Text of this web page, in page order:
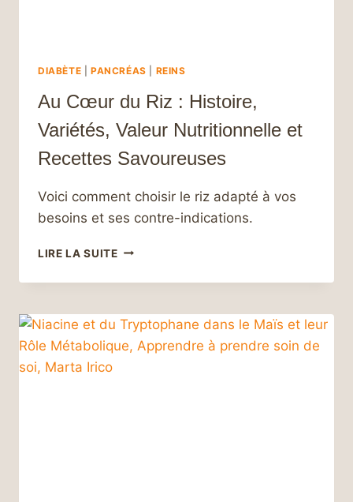
DIABÈTE PANCRÉAS REINS
Au Cœur du Riz : Histoire,
Variétés, Valeur Nutritionnelle et
Recettes Savoureuses
Voici comment choisir le riz adapté à vos
besoins et ses contre-indications.
LIRE LA SUITEAU
DU
HISTOIRE,
VARIÉTÉS,
VALEUR